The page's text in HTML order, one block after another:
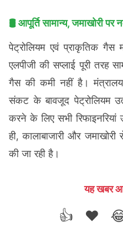
🛢️ आपूर्ति सामान्य, जमाखोरी पर
पेट्रोलियम एवं प्राकृतिक
एलपीजी की सप्लाई पूरी तरह
गैस की कमी नहीं है। मंत्रालय
संकट के बावजूद पेट्रोलियम
करने के लिए सभी
ही, कालाबाजारी और
की जा रही है।
यह खबर
👍 ❤️